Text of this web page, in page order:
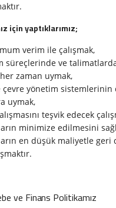
için yaptıklarımız;
verim ile çalışmak,
süreçlerinde ve
her zaman uymak,
çevre yönetim sistemlerinin
uymak,
teşvik edecek
minimize edilmesini
en düşük maliyetle
ve Finans Politikamız